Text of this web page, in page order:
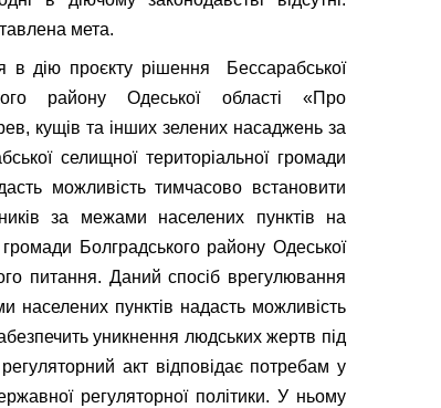
мета.
дію проєкту рішення Бессарабської
району Одеської області «Про
кущів та інших зелених насаджень за
селищної територіальної громади
можливість тимчасово встановити
за межами населених пунктів на
Болградського району Одеської
питання. Даний спосіб врегулювання
пунктів надасть можливість
уникнення людських жертв під
акт відповідає потребам у
регуляторної політики. У ньому